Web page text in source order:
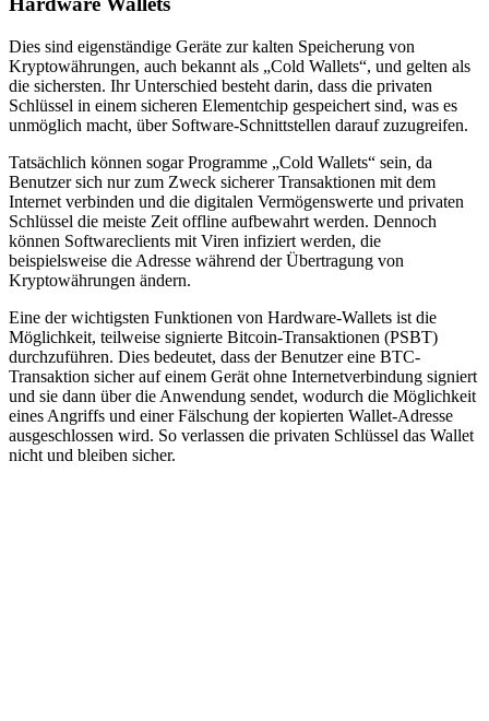
Dies sind eigenständige Geräte zur kalten Speicherung von
Kryptowährungen, auch bekannt als „Cold Wallets“, und gelten als
die sichersten. Ihr Unterschied besteht darin, dass die privaten
Schlüssel in einem sicheren Elementchip gespeichert sind, was es
unmöglich macht, über Software-Schnittstellen darauf zuzugreifen.
Tatsächlich können sogar Programme „Cold Wallets“ sein, da
Benutzer sich nur zum Zweck sicherer Transaktionen mit dem
Internet verbinden und die digitalen Vermögenswerte und privaten
Schlüssel die meiste Zeit offline aufbewahrt werden. Dennoch
können Softwareclients mit Viren infiziert werden, die
beispielsweise die Adresse während der Übertragung von
Kryptowährungen ändern.
Eine der wichtigsten Funktionen von Hardware-Wallets ist die
Möglichkeit, teilweise signierte Bitcoin-Transaktionen (PSBT)
durchzuführen. Dies bedeutet, dass der Benutzer eine BTC-
Transaktion sicher auf einem Gerät ohne Internetverbindung signiert
und sie dann über die Anwendung sendet, wodurch die Möglichkeit
eines Angriffs und einer Fälschung der kopierten Wallet-Adresse
ausgeschlossen wird. So verlassen die privaten Schlüssel das Wallet
nicht und bleiben sicher.